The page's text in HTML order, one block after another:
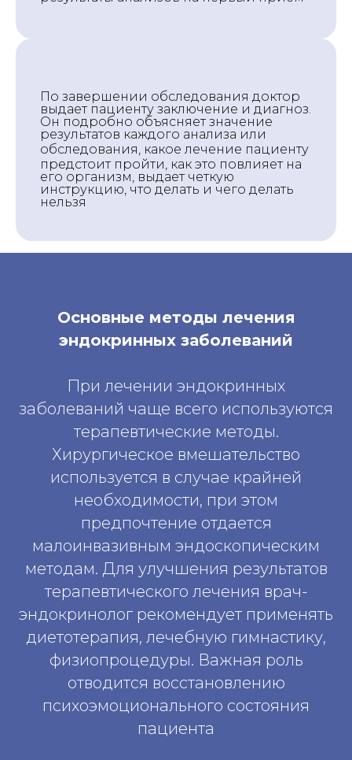
По завершении обследования доктор
выдает пациенту заключение и диагноз.
Он подробно объясняет значение
результатов каждого анализа или
обследования, какое лечение пациенту
предстоит пройти, как это повлияет на
его организм, выдает четкую
инструкцию, что делать и чего делать
нельзя
Основные методы лечения
эндокринных заболеваний
При лечении эндокринных
заболеваний чаще всего используются
терапевтические методы.
Хирургическое вмешательство
используется в случае крайней
необходимости, при этом
предпочтение отдается
малоинвазивным эндоскопическим
методам. Для улучшения результатов
терапевтического лечения врач-
эндокринолог рекомендует применять
диетотерапия, лечебную гимнастику,
физиопроцедуры. Важная роль
отводится восстановлению
психоэмоционального состояния
пациента